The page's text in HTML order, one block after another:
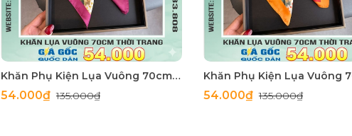
Khăn Phụ Kiện Lụa Vuông 70cm - Thế Giới Khăn Đẹp C1062_3
54.000₫135.000₫ 54.000₫135.000₫